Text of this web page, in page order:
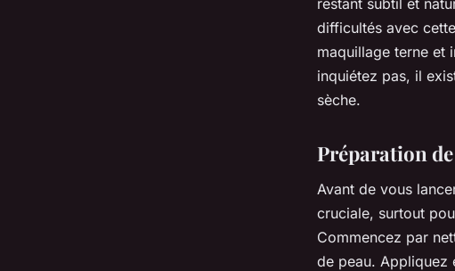
difficultés avec
maquillage terne et
inquiétez pas, il
sèche.
Préparation
Avant de vous
cruciale, surtout
Commencez par
de peau. Appliquez